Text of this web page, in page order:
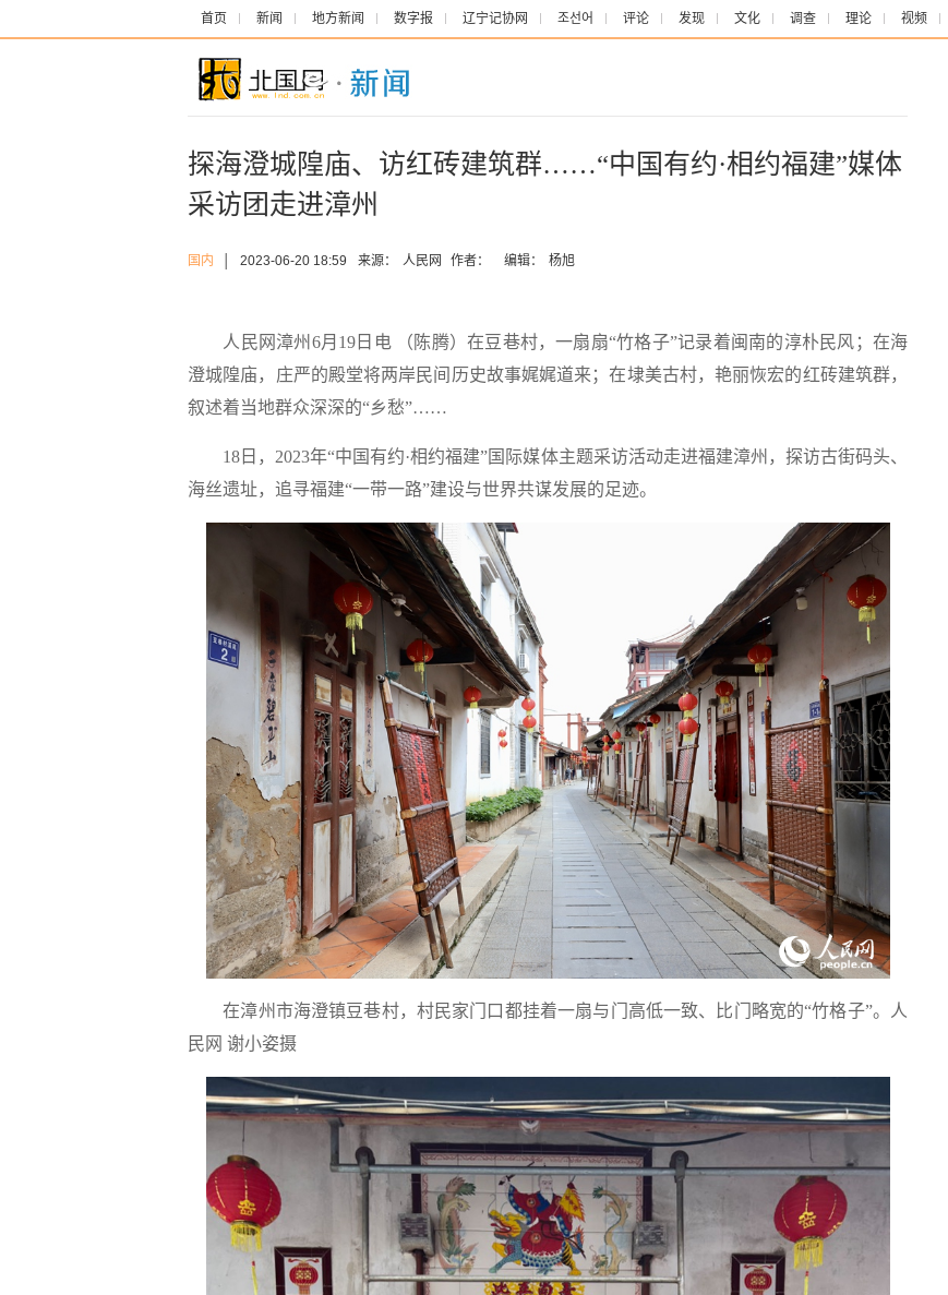
首页 新闻 地方新闻 数字报 辽宁记协网 조선어 评论 发现 文化 调查 理论 视频
探海澄城隍庙、访红砖建筑群……“中国有约·相约福建”媒体
采访团走进漳州
国内 2023-06-20 18:59 来源： 人民网 作者： 编辑： 杨旭
人民网漳州6月19日电 （陈腾）在豆巷村，一扇扇“竹格子”记录着闽南的淳朴民风；在海
澄城隍庙，庄严的殿堂将两岸民间历史故事娓娓道来；在埭美古村，艳丽恢宏的红砖建筑群，
叙述着当地群众深深的“乡愁”……
18日，2023年“中国有约·相约福建”国际媒体主题采访活动走进福建漳州，探访古街码头、
海丝遗址，追寻福建“一带一路”建设与世界共谋发展的足迹。
在漳州市海澄镇豆巷村，村民家门口都挂着一扇与门高低一致、比门略宽的“竹格子”。人
民网 谢小姿摄